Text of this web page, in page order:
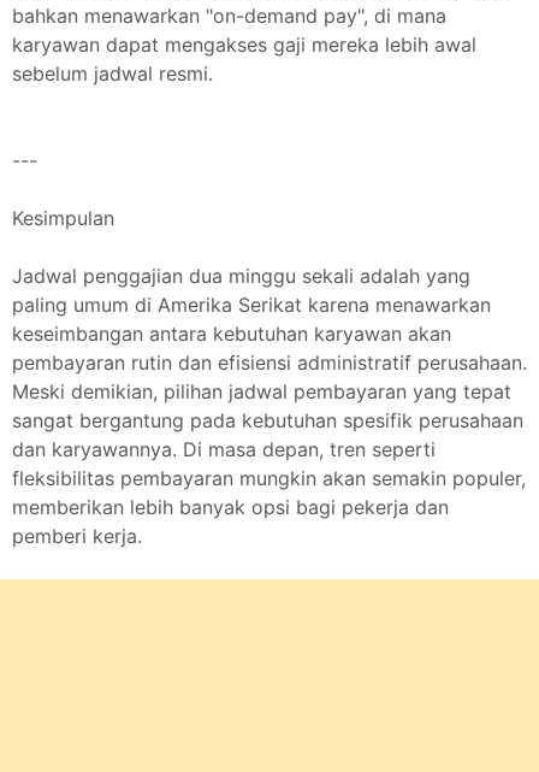
bahkan menawarkan "on-demand pay", di mana
karyawan dapat mengakses gaji mereka lebih awal
sebelum jadwal resmi.
---
Kesimpulan
Jadwal penggajian dua minggu sekali adalah yang
paling umum di Amerika Serikat karena menawarkan
keseimbangan antara kebutuhan karyawan akan
pembayaran rutin dan efisiensi administratif perusahaan.
Meski demikian, pilihan jadwal pembayaran yang tepat
sangat bergantung pada kebutuhan spesifik perusahaan
dan karyawannya. Di masa depan, tren seperti
fleksibilitas pembayaran mungkin akan semakin populer,
memberikan lebih banyak opsi bagi pekerja dan
pemberi kerja.